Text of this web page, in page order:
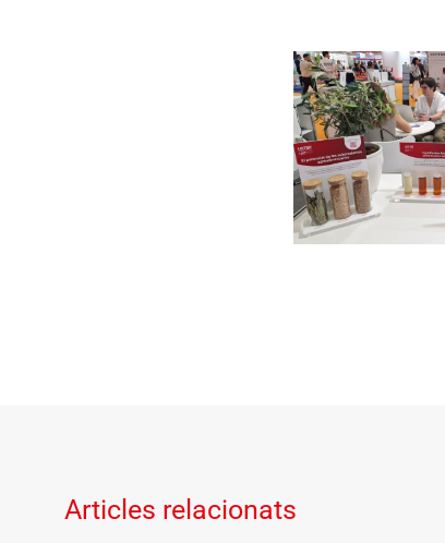
Articles relacionats